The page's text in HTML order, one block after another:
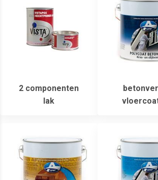
2 componenten
lak